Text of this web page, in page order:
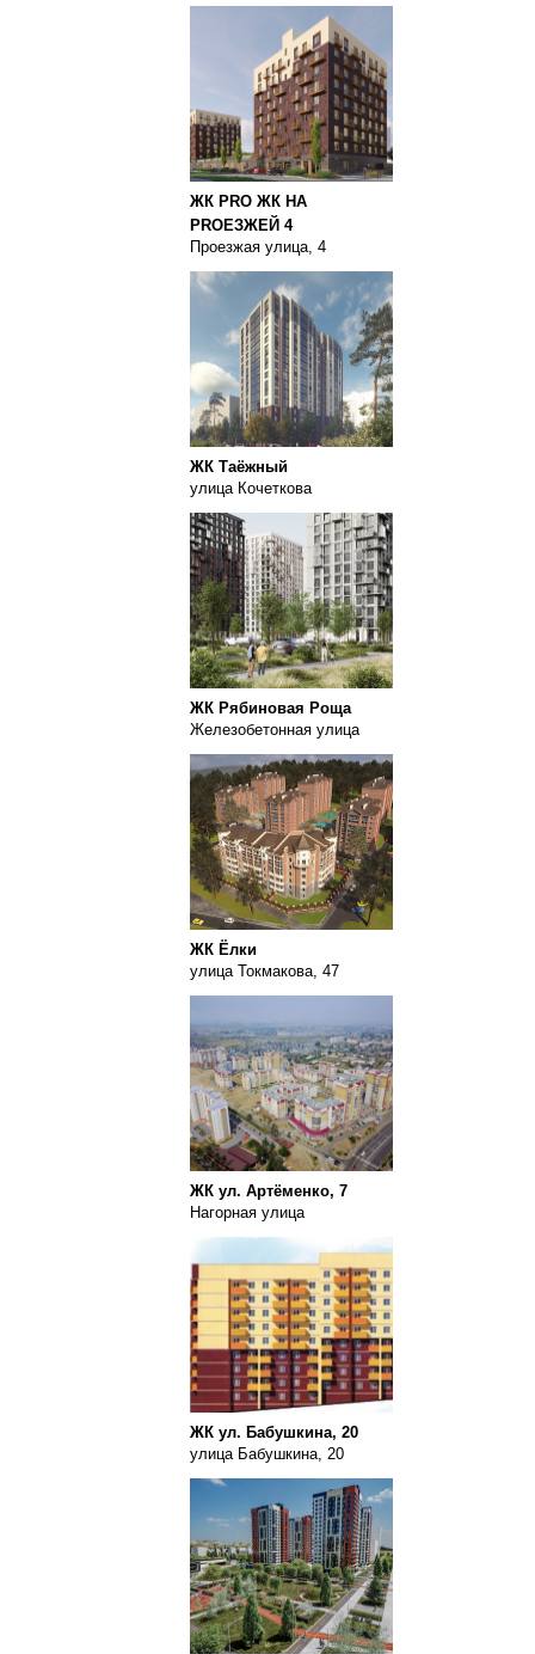
ЖК PRO ЖК НА
PROЕЗЖЕЙ 4
Проезжая улица, 4
ЖК Таёжный
улица Кочеткова
ЖК Рябиновая Роща
Железобетонная улица
ЖК Ёлки
улица Токмакова, 47
ЖК ул. Артёменко, 7
Нагорная улица
ЖК ул. Бабушкина, 20
улица Бабушкина, 20